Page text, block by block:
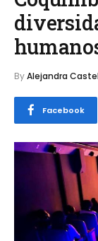
ByAlejandra
Facebook